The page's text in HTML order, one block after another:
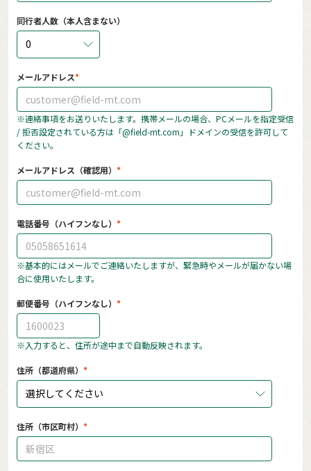
同行者人数（本人含まない）
0
メールアドレス
※連絡事項をお送りいたします。携帯メールの場合、PCメールを指定受信
/ 拒否設定されている方は「@field-mt.com」ドメインの受信を許可して
ください。
メールアドレス（確認用）
電話番号（ハイフンなし）
※基本的にはメールでご連絡いたしますが、緊急時やメールが届かない場
合に使用いたします。
郵便番号（ハイフンなし）
※入力すると、住所が途中まで自動反映されます。
住所（都道府県）
選択してください
住所（市区町村）